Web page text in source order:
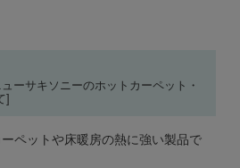
ーサキソニーのホットカーペット・
]
ペットや床暖房の熱に強い製品で